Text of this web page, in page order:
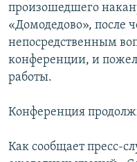
Все сайты Радио
произошедшего
«Домодедово», после
непосредственным
конференции, и
работы.
Конференция
Как сообщает пресс-